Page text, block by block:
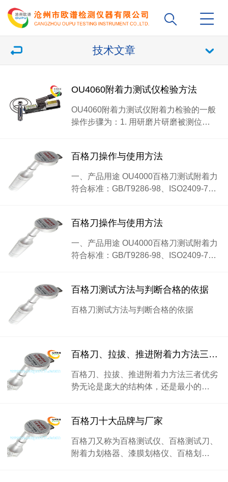
技术文章
OU4060附着力测试仪检验方法
OU4060附着力测试仪附着力检验的一般
操作步骤为：1. 用研磨片研磨被测位…
百格刀操作与使用方法
一、产品用途 OU4000百格刀测试附着力
符合标准：GB/T9286-98、ISO2409-7…
百格刀操作与使用方法
一、产品用途 OU4000百格刀测试附着力
符合标准：GB/T9286-98、ISO2409-7…
百格刀测试方法与判断合格的依据
百格刀测试方法与判断合格的依据
百格刀、拉拔、推进附着力方法三者优劣势
百格刀、拉拔、推进附着力方法三者优劣
势无论是庞大的结构体，还是最小的…
百格刀十大品牌与厂家
百格刀又称为百格测试仪、百格测试刀、
附着力划格器、漆膜划格仪、百格划…